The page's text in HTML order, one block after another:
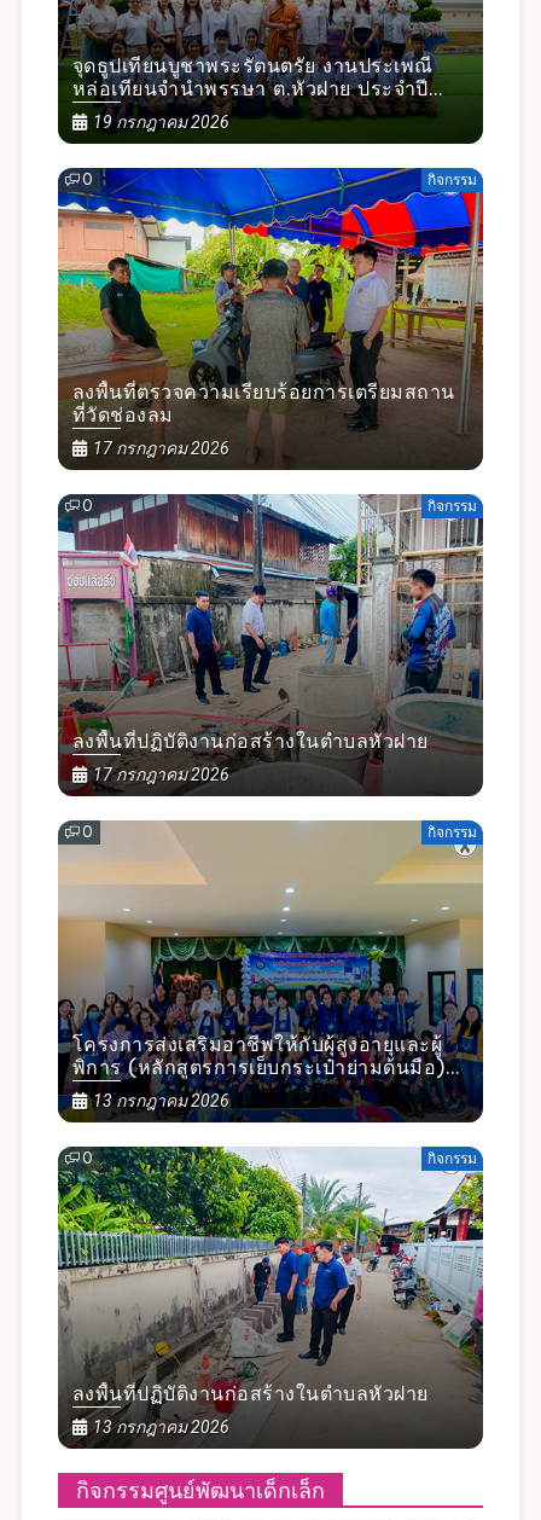
จุดธูปเทียนบูชาพระรัตนตรัย งานประเพณี
หล่อเทียนจำนำพรรษา ต.หัวฝาย ประจำปี
๒๕๖๙
19 กรกฎาคม 2026
0 กิจกรรม
ลงพื้นที่ตรวจความเรียบร้อยการเตรียมสถาน
ที่วัดช่องลม
17 กรกฎาคม 2026
0 กิจกรรม
ลงพื้นที่ปฏิบัติงานก่อสร้างในตำบลหัวฝาย
17 กรกฎาคม 2026
0 กิจกรรม
โครงการส่งเสริมอาชีพให้กับผุ้สูงอายุและผู้
พิการ (หลักสูตรการเย็บกระเป๋าย่ามด้นมือ)
ประจำปีงบประมาณ ๒๕๖๙
13 กรกฎาคม 2026
0 กิจกรรม
ลงพื้นที่ปฏิบัติงานก่อสร้างในตำบลหัวฝาย
13 กรกฎาคม 2026
กิจกรรมศูนย์พัฒนาเด็กเล็ก